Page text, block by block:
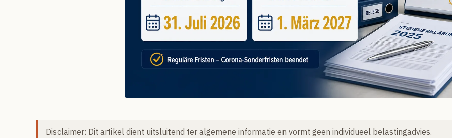
Disclaimer: Dit artikel dient uitsluitend ter algemene informatie en vormt geen individueel belastingadvies.